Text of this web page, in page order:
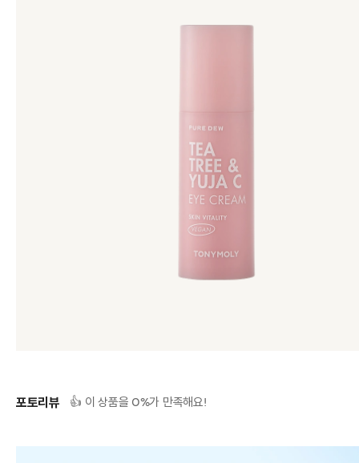
포토리뷰 👍 이 상품을 0%가 만족해요!